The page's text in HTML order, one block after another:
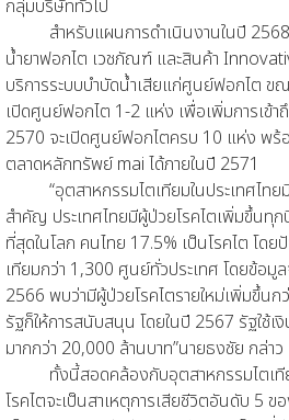
กลุ่มบริษัททั่วไป
สำหรับแผนการดำเนินงานในปี 2568
น้ำยาฟอกไต เวชภัณฑ์ และสินค้า
บริการระบบบำบัดน้ำเสียแก่ศูนย์ฟอกไต
เปิดศูนย์ฟอกไต 1-2 แห่ง เพื่อเพิ่มการเข้า
2570 จะเปิดศูนย์ฟอกไตครบ 10 แห่ง พร้อ
ตลาดหลักทรัพย์ mai ได้ภายในปี 2571
“อุตสาหกรรมไตเทียมในประเทศไทย
สำคัญ ประเทศไทยมีผู้ป่วยโรคไตเพิ่มขึ้นทุก
ที่สุดในโลก คนไทย 17.5% เป็นโรคไต โด
เทียมกว่า 1,300 ศูนย์ทั่วประเทศ โดยข้อมูล
2566 พบว่ามีผู้ป่วยโรคไตรายใหม่เพิ่มขึ้น
รัฐก็ให้การสนับสนุน โดยในปี 2567 รัฐใช้
มากกว่า 20,000 ล้านบาท”นายธงชัย กล่าว
ทั้งนี้สอดคล้องกับอุตสาหกรรมไตเทีย
โรคไตจะเป็นสาเหตุการเสียชีวิตอันดับ 5 ข